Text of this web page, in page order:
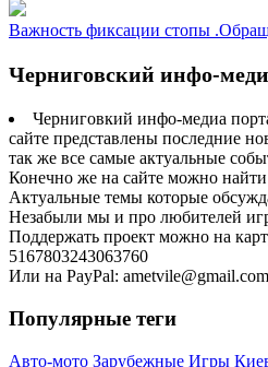
Важность фиксации стопы
Черниговский инфо-
Черниговкий инфо-медиа
сайте представлены последние
так же все самые актуальные
Конечно же на сайте можно
Актуальные темы которые
Незабыли мы и про любителей
Поддержать проект можно на
5167803243063760
Или на PayPal: ametvile@gmail.com
Популярные теги
Авто-мото Зарубежные Игры